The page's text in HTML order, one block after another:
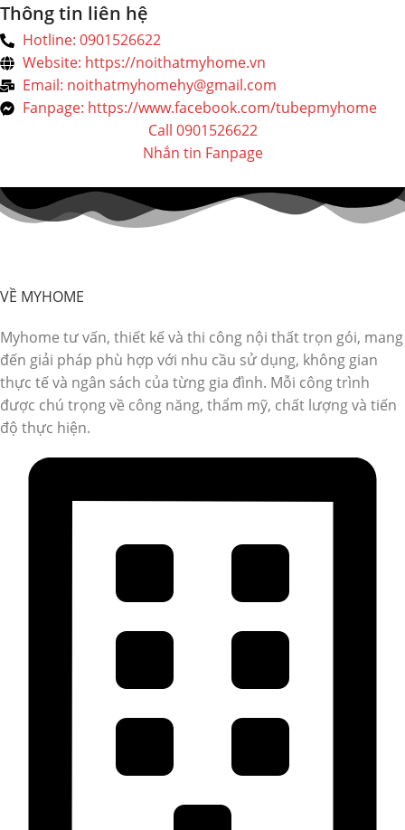
Thông tin liên hệ
Hotline: 0901526622
Website: https://noithatmyhome.vn
Email: noithatmyhomehy@gmail.com
Fanpage: https://www.facebook.com/tubepmyhome
Call 0901526622
Nhắn tin Fanpage
VỀ MYHOME
Myhome tư vấn, thiết kế và thi công nội thất trọn gói, mang
đến giải pháp phù hợp với nhu cầu sử dụng, không gian
thực tế và ngân sách của từng gia đình. Mỗi công trình
được chú trọng về công năng, thẩm mỹ, chất lượng và tiến
độ thực hiện.